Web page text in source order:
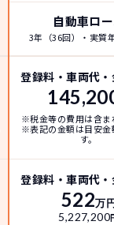
自動車ロ
3年（36回）・実質
登録料・車両代
※税金等の費用は含ま
※表記の金額は目安金
す。
登録料・車両代
522万
5,227,200